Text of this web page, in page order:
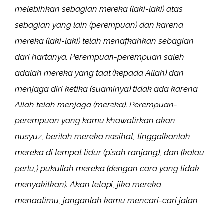
melebihkan sebagian mereka (laki-laki) atas
sebagian yang lain (perempuan) dan karena
mereka (laki-laki) telah menafkahkan sebagian
dari hartanya. Perempuan-perempuan saleh
adalah mereka yang taat (kepada Allah) dan
menjaga diri ketika (suaminya) tidak ada karena
Allah telah menjaga (mereka). Perempuan-
perempuan yang kamu khawatirkan akan
nusyuz, berilah mereka nasihat, tinggalkanlah
mereka di tempat tidur (pisah ranjang), dan (kalau
perlu,) pukullah mereka (dengan cara yang tidak
menyakitkan). Akan tetapi, jika mereka
menaatimu, janganlah kamu mencari-cari jalan